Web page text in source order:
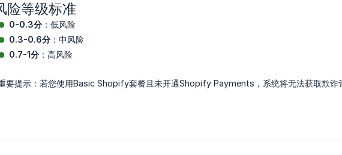
险等级标准
0-0.3分：低风险
0.3-0.6分：中风险
0.7-1分：高风险
要提示：若您使用Basic Shopify套餐且未开通Shopify Payments，系统将无法获取欺诈